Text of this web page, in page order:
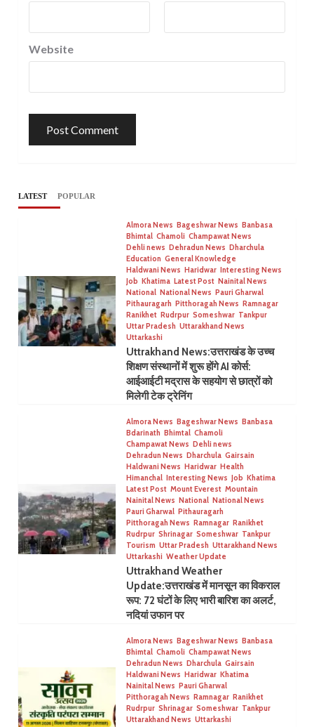
Website
LATEST POPULAR
Almora News Bageshwar News Banbasa
Bhimtal Chamoli Champawat News
Dehli news Dehradun News Dharchula
Education General Knowledge
Haldwani News Haridwar Interesting News
Job Khatima Latest Post Nainital News
National National News Pauri Gharwal
Pithauragarh Pitthoragah News Ramnagar
Ranikhet Rudrpur Someshwar Tankpur
Uttar Pradesh Uttarakhand News
Uttarkashi
Uttrakhand News:उत्तराखंड के उच्च
शिक्षण संस्थानों में शुरू होंगे AI कोर्स:
आईआईटी मद्रास के सहयोग से छात्रों को
मिलेगी टेक ट्रेनिंग
Almora News Bageshwar News Banbasa
Bdarinath Bhimtal Chamoli
Champawat News Dehli news
Dehradun News Dharchula Gairsain
Haldwani News Haridwar Health
Himanchal Interesting News Job Khatima
Latest Post Mount Everest Mountain
Nainital News National National News
Pauri Gharwal Pithauragarh
Pitthoragah News Ramnagar Ranikhet
Rudrpur Shrinagar Someshwar Tankpur
Tourism Uttar Pradesh Uttarakhand News
Uttarkashi Weather Update
Uttrakhand Weather
Update:उत्तराखंड में मानसून का विकराल
रूप: 72 घंटों के लिए भारी बारिश का अलर्ट,
नदियां उफान पर
Almora News Bageshwar News Banbasa
Bhimtal Chamoli Champawat News
Dehradun News Dharchula Gairsain
Haldwani News Haridwar Khatima
Nainital News Pauri Gharwal
Pitthoragah News Ramnagar Ranikhet
Rudrpur Shrinagar Someshwar Tankpur
Uttarakhand News Uttarkashi